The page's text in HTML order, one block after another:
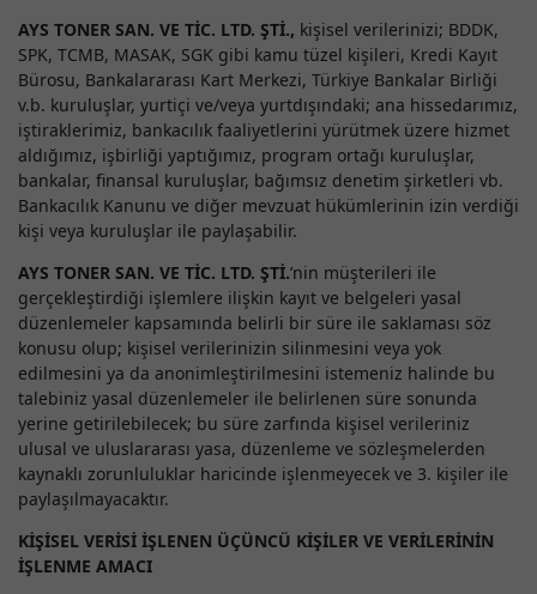
AYS TONER SAN. VE TİC. LTD. ŞTİ., kişisel verilerinizi; BDDK,
SPK, TCMB, MASAK, SGK gibi kamu tüzel kişileri, Kredi Kayıt
Bürosu, Bankalararası Kart Merkezi, Türkiye Bankalar Birliği
v.b. kuruluşlar, yurtiçi ve/veya yurtdışındaki; ana hissedarımız,
iştiraklerimiz, bankacılık faaliyetlerini yürütmek üzere hizmet
aldığımız, işbirliği yaptığımız, program ortağı kuruluşlar,
bankalar, finansal kuruluşlar, bağımsız denetim şirketleri vb.
Bankacılık Kanunu ve diğer mevzuat hükümlerinin izin verdiği
kişi veya kuruluşlar ile paylaşabilir.
AYS TONER SAN. VE TİC. LTD. ŞTİ.’nin müşterileri ile
gerçekleştirdiği işlemlere ilişkin kayıt ve belgeleri yasal
düzenlemeler kapsamında belirli bir süre ile saklaması söz
konusu olup; kişisel verilerinizin silinmesini veya yok
edilmesini ya da anonimleştirilmesini istemeniz halinde bu
talebiniz yasal düzenlemeler ile belirlenen süre sonunda
yerine getirilebilecek; bu süre zarfında kişisel verileriniz
ulusal ve uluslararası yasa, düzenleme ve sözleşmelerden
kaynaklı zorunluluklar haricinde işlenmeyecek ve 3. kişiler ile
paylaşılmayacaktır.
KİŞİSEL VERİSİ İŞLENEN ÜÇÜNCÜ KİŞİLER VE VERİLERİNİN
İŞLENME AMACI